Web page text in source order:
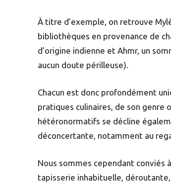
À titre d’exemple, on retrouve
bibliothèques en provenance de
d’origine indienne et Ahmr, un
aucun doute périlleuse).
Chacun est donc profondément
pratiques culinaires, de son genre
hétéronormatifs se décline
déconcertante, notamment au
Nous sommes cependant conviés
tapisserie inhabituelle,